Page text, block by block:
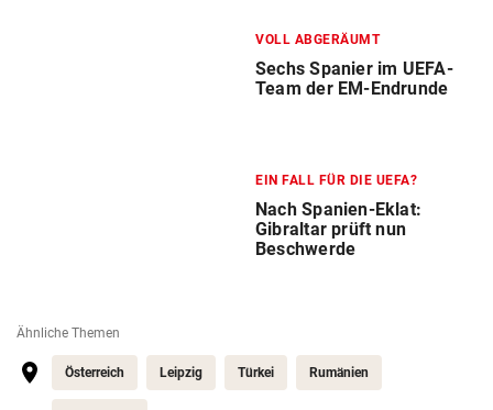
VOLL ABGERÄUMT
Sechs Spanier im UEFA-
Team der EM-Endrunde
EIN FALL FÜR DIE UEFA?
Nach Spanien-Eklat:
Gibraltar prüft nun
Beschwerde
Ähnliche Themen
Österreich Leipzig Türkei Rumänien